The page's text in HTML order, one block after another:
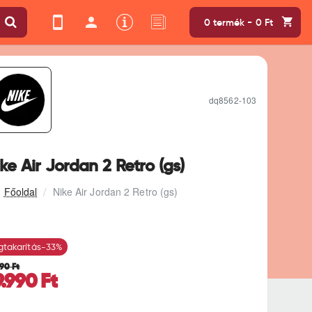
0 termék - 0 Ft
Nike Air Jordan 2 Retro (gs)
Air Jordan 2 Retro (gs)
dq8562-103
-33%
Ft
Ft